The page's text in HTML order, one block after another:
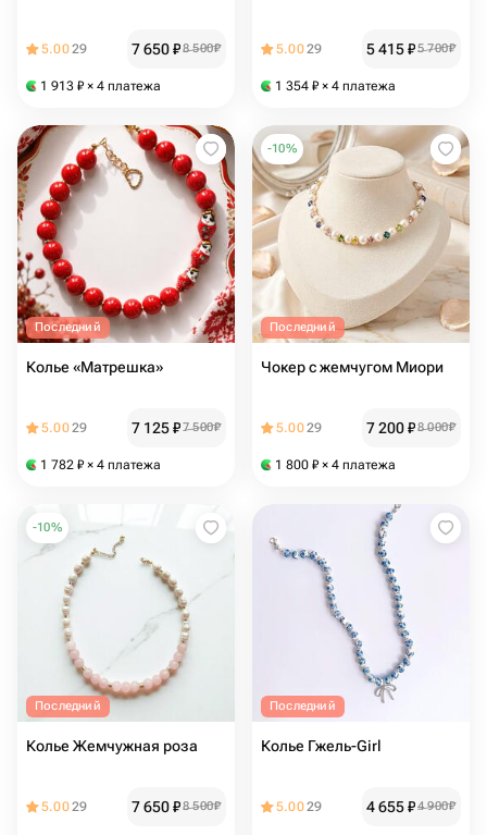
5.0029 7 650₽8 500₽
1 913 ₽ × 4 платежа
5.0029 5 415₽5 700₽
1 354 ₽ × 4 платежа
Последний
Колье «Матрешка»
5.0029 7 125₽7 500₽
1 782 ₽ × 4 платежа
-10%
Последний
Чокер с жемчугом Миори
5.0029 7 200₽8 000₽
1 800 ₽ × 4 платежа
-10%
Последний
Колье Жемчужная роза
5.0029 7 650₽8 500₽
Последний
Колье Гжель-Girl
5.0029 4 655₽4 900₽